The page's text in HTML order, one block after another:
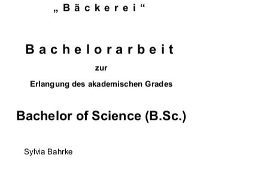
„Bäckerei“
Bachelorarbeit
zur
Erlangung des akademischen Grades
Bachelor of Science (B.Sc.)
Sylvia                Bahrke